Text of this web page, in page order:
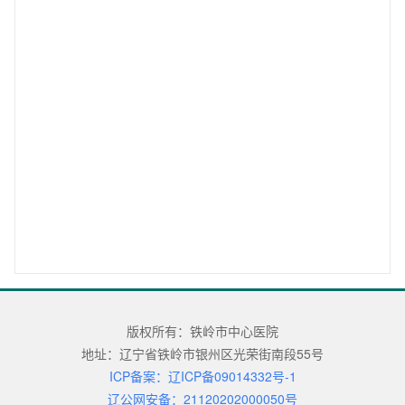
版权所有：铁岭市中心医院
地址：辽宁省铁岭市银州区光荣街南段55号
ICP备案：辽ICP备09014332号-1
辽公网安备：21120202000050号